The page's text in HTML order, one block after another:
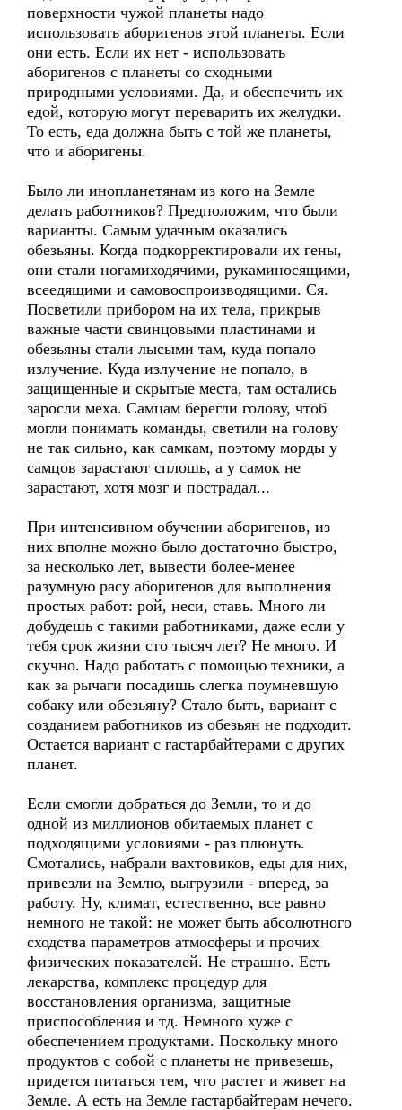
поверхности чужой планеты надо
использовать аборигенов этой планеты. Если
они есть. Если их нет - использовать
аборигенов с планеты со сходными
природными условиями. Да, и обеспечить их
едой, которую могут переварить их желудки.
То есть, еда должна быть с той же планеты,
что и аборигены.
Было ли инопланетянам из кого на Земле
делать работников? Предположим, что были
варианты. Самым удачным оказались
обезьяны. Когда подкорректировали их гены,
они стали ногамиходячими, рукаминосящими,
всеедящими и самовоспроизводящими. Ся.
Посветили прибором на их тела, прикрыв
важные части свинцовыми пластинами и
обезьяны стали лысыми там, куда попало
излучение. Куда излучение не попало, в
защищенные и скрытые места, там остались
заросли меха. Самцам берегли голову, чтоб
могли понимать команды, светили на голову
не так сильно, как самкам, поэтому морды у
самцов зарастают сплошь, а у самок не
зарастают, хотя мозг и пострадал...
При интенсивном обучении аборигенов, из
них вполне можно было достаточно быстро,
за несколько лет, вывести более-менее
разумную расу аборигенов для выполнения
простых работ: рой, неси, ставь. Много ли
добудешь с такими работниками, даже если у
тебя срок жизни сто тысяч лет? Не много. И
скучно. Надо работать с помощью техники, а
как за рычаги посадишь слегка поумневшую
собаку или обезьяну? Стало быть, вариант с
созданием работников из обезьян не подходит.
Остается вариант с гастарбайтерами с других
планет.
Если смогли добраться до Земли, то и до
одной из миллионов обитаемых планет с
подходящими условиями - раз плюнуть.
Смотались, набрали вахтовиков, еды для них,
привезли на Землю, выгрузили - вперед, за
работу. Ну, климат, естественно, все равно
немного не такой: не может быть абсолютного
сходства параметров атмосферы и прочих
физических показателей. Не страшно. Есть
лекарства, комплекс процедур для
восстановления организма, защитные
приспособления и тд. Немного хуже с
обеспечением продуктами. Поскольку много
продуктов с собой с планеты не привезешь,
придется питаться тем, что растет и живет на
Земле. А есть на Земле гастарбайтерам нечего.